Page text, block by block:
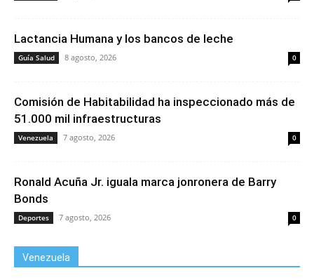
Lactancia Humana y los bancos de leche
Guía Salud 8 agosto, 2026 0
Comisión de Habitabilidad ha inspeccionado más de
51.000 mil infraestructuras
Venezuela 7 agosto, 2026 0
Ronald Acuña Jr. iguala marca jonronera de Barry
Bonds
Deportes 7 agosto, 2026 0
Venezuela